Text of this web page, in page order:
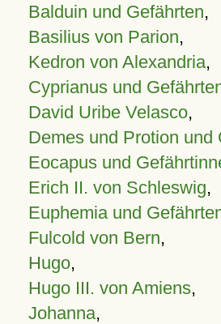
Balduin und Gefährten,
Basilius von Parion,
Kedron von Alexandria,
Cyprianus und
David Uribe Velasco,
Demes und Protion und
Eocapus und
Erich II. von Schleswig,
Euphemia und
Fulcold von Bern,
Hugo,
Hugo III. von Amiens,
Johanna,